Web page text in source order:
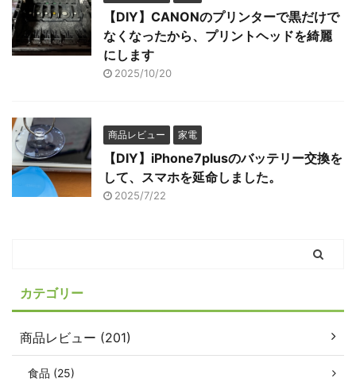
【DIY】CANONのプリンターで黒だけで
なくなったから、プリントヘッドを綺麗
にします
2025/10/20
商品レビュー 家電
【DIY】iPhone7plusのバッテリー交換を
して、スマホを延命しました。
2025/7/22
カテゴリー
商品レビュー (201)
食品 (25)